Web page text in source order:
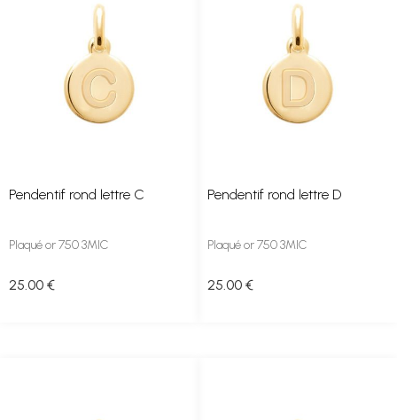
Pendentif rond lettre C
Plaqué or 750 3MIC
25 .00 €
Pendentif rond lettre D
Plaqué or 750 3MIC
25 .00 €